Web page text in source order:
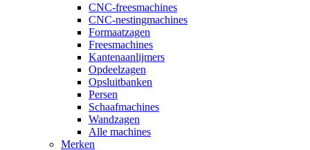
CNC-freesmachines
CNC-nestingmachines
Formaatzagen
Freesmachines
Kantenaanlijmers
Opdeelzagen
Opsluitbanken
Persen
Schaafmachines
Wandzagen
Alle machines
Merken